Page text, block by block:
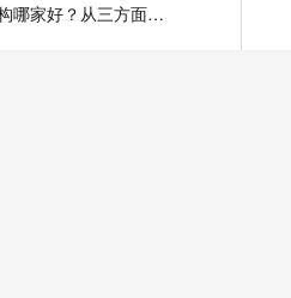
广州无人机培训机构哪家好？从三方面教你选对靠谱机构